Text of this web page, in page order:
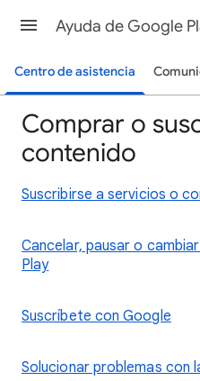
Ayuda de Google
Centro de asistencia
Comprar o
contenido
Suscribirse a servicios o
Cancelar, pausar o
Play
Suscríbete con Google
Solucionar problemas con